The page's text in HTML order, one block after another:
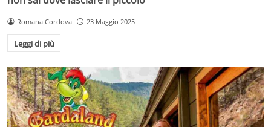
Romana Cordova 23 Maggio 2025
Leggi di più